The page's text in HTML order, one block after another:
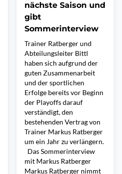
nächste Saison und
gibt
Sommerinterview
Trainer Ratberger und
Abteilungsleiter Bittl
haben sich aufgrund der
guten Zusammenarbeit
und der sportlichen
Erfolge bereits vor Beginn
der Playoffs darauf
verständigt, den
bestehenden Vertrag von
Trainer Markus Ratberger
um ein Jahr zu verlängern.
Das Sommerinterview
mit Markus Ratberger
Markus Ratberger nimmt